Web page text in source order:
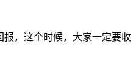
，这个时候，大家一定要收